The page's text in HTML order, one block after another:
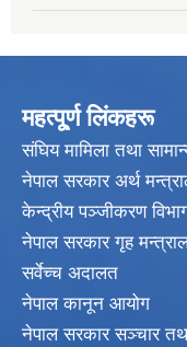
महत्पू्र्ण लिंकहरू
संघिय मामिला तथा
नेपाल सरकार अर्थ
केन्द्रीय पञ्जीकरण
नेपाल सरकार गृह
सर्वेच्च अदालत
नेपाल कानून आयोग
नेपाल सरकार सञ्चार